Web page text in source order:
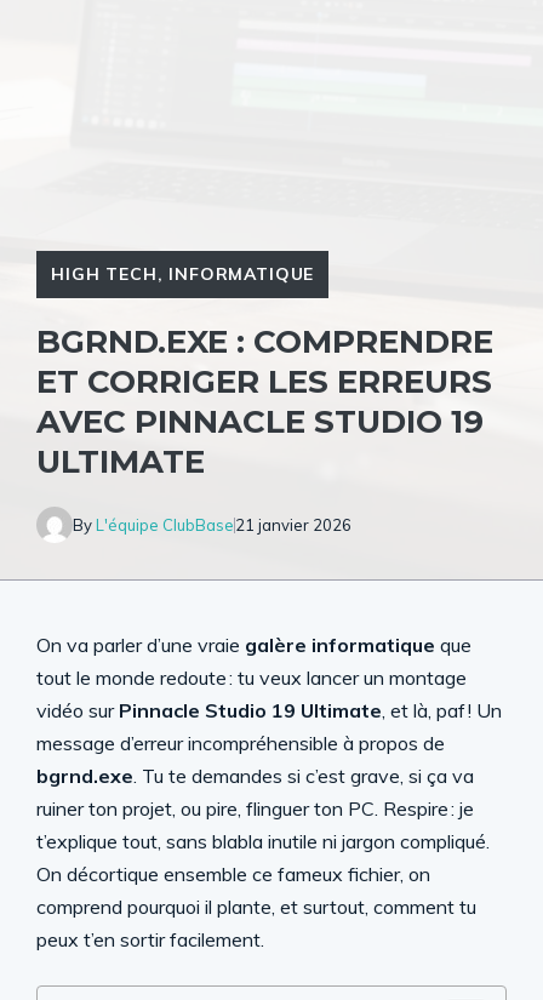
HIGH TECH, INFORMATIQUE
BGRND.EXE : COMPRENDRE
ET CORRIGER LES ERREURS
AVEC PINNACLE STUDIO 19
ULTIMATE
ByL'équipe ClubBase21 janvier 2026
On va parler d’une vraie galère informatique que
tout le monde redoute : tu veux lancer un montage
vidéo sur Pinnacle Studio 19 Ultimate, et là, paf ! Un
message d’erreur incompréhensible à propos de
bgrnd.exe. Tu te demandes si c’est grave, si ça va
ruiner ton projet, ou pire, flinguer ton PC. Respire : je
t’explique tout, sans blabla inutile ni jargon compliqué.
On décortique ensemble ce fameux fichier, on
comprend pourquoi il plante, et surtout, comment tu
peux t’en sortir facilement.